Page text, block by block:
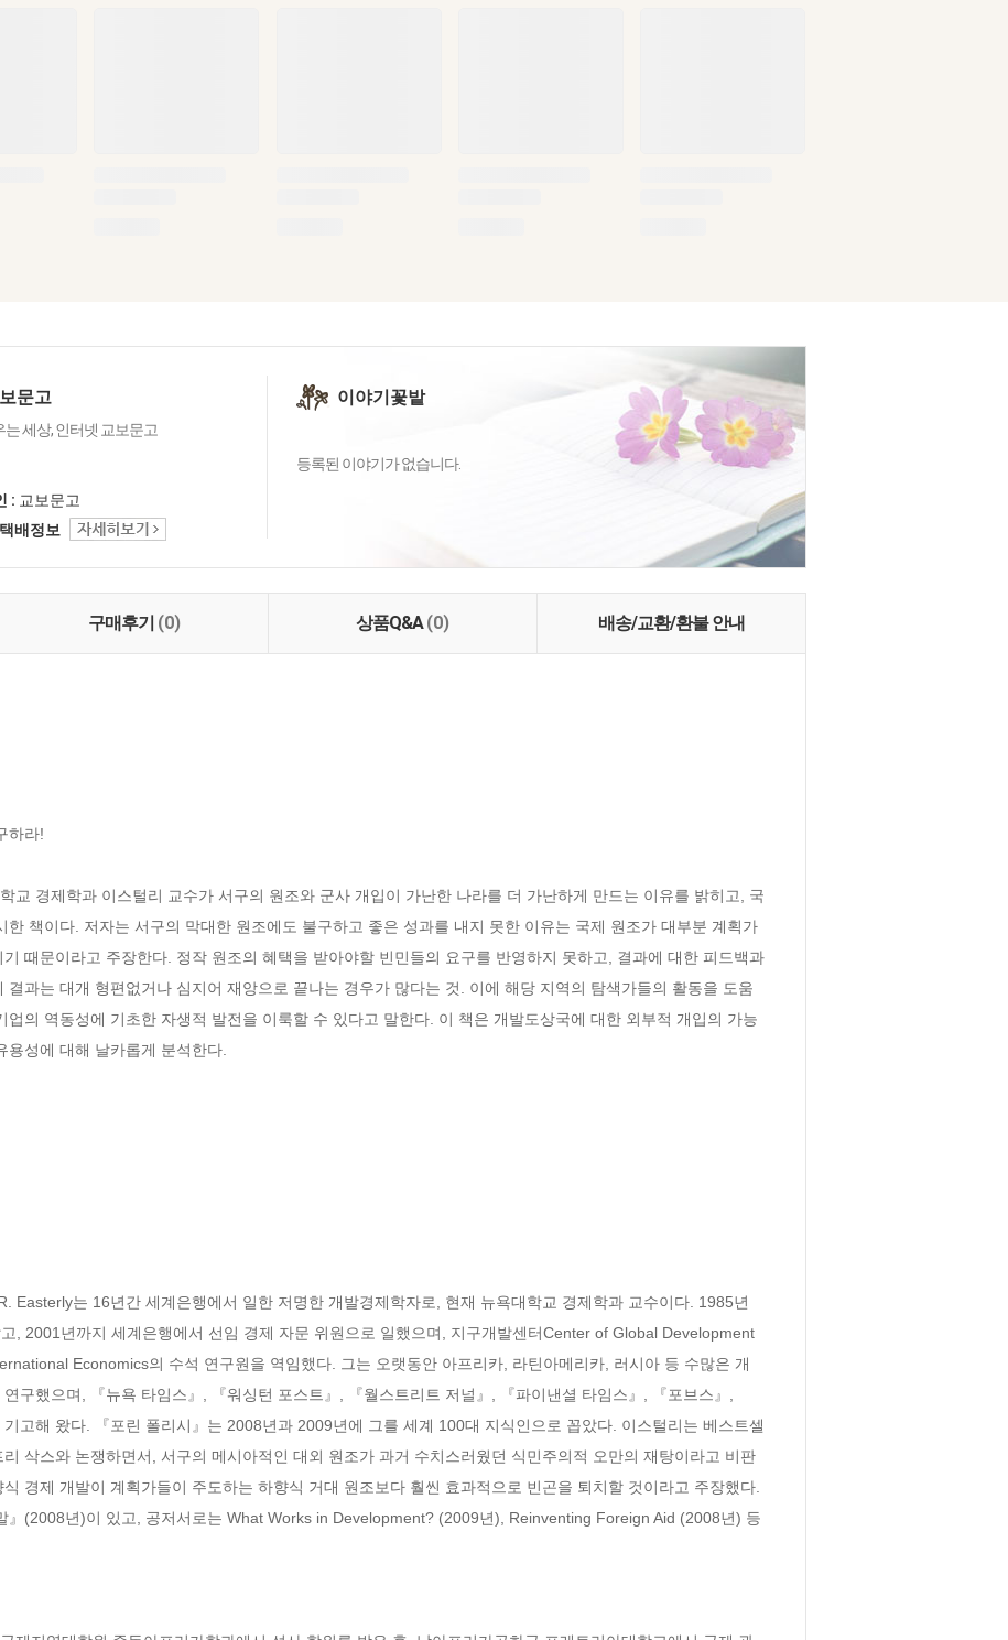
문고
는 세상, 인터넷 교보문고
: 교보문고
배정보
이야기꽃밭
등록된 이야기가 없습니다.
구매후기 (0) 상품Q&A(0) 배송/교환/환불 안내
하라!
교 경제학과 이스털리 교수가 서구의 원조와 군사 개입이 가난한 나라를 더 가난하게 만드는 이유를 밝히고, 국
한 책이다. 저자는 서구의 막대한 원조에도 불구하고 좋은 성과를 내지 못한 이유는 국제 원조가 대부분 계획가
때문이라고 주장한다. 정작 원조의 혜택을 받아야할 빈민들의 요구를 반영하지 못하고, 결과에 대한 피드백과
결과는 대개 형편없거나 심지어 재앙으로 끝나는 경우가 많다는 것. 이에 해당 지역의 탐색가들의 활동을 도움
업의 역동성에 기초한 자생적 발전을 이룩할 수 있다고 말한다. 이 책은 개발도상국에 대한 외부적 개입의 가능
성에 대해 날카롭게 분석한다.
Easterly는 16년간 세계은행에서 일한 저명한 개발경제학자로, 현재 뉴욕대학교 경제학과 교수이다. 1985년
, 2001년까지 세계은행에서 선임 경제 자문 위원으로 일했으며, 지구개발센터Center of Global Development
Economics의 수석 연구원을 역임했다. 그는 오랫동안 아프리카, 라틴아메리카, 러시아 등 수많은 개
구했으며, 『뉴욕 타임스』, 『워싱턴 포스트』, 『월스트리트 저널』, 『파이낸셜 타임스』, 『포브스』,
기고해 왔다. 『포린 폴리시』는 2008년과 2009년에 그를 세계 100대 지식인으로 꼽았다. 이스털리는 베스트셀
삭스와 논쟁하면서, 서구의 메시아적인 대외 원조가 과거 수치스러웠던 식민주의적 오만의 재탕이라고 비판
경제 개발이 계획가들이 주도하는 하향식 거대 원조보다 훨씬 효과적으로 빈곤을 퇴치할 것이라고 주장했다.
』(2008년)이 있고, 공저서로는 What Works in Development? (2009년), Reinventing Foreign Aid (2008년) 등